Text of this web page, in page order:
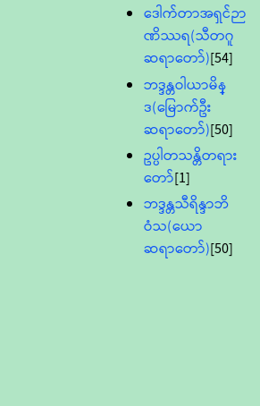
ဒေါက်တာအရှင်ဉာ
ဏိဿရ(သီတဂူ
ဆရာတော်)[54]
ဘဒ္ဒန္တဝါယာမိန္
ဒ(မြောက်ဦး
ဆရာတော်)[50]
ဥပ္ပါတသန္တိတရား
တော်[1]
ဘဒ္ဒန္တသီရိန္ဒာဘိ
ဝံသ(ယော
ဆရာတော်)[50]